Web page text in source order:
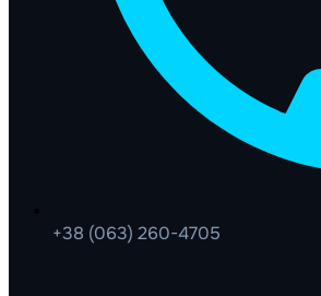
+38 (063) 260-4705